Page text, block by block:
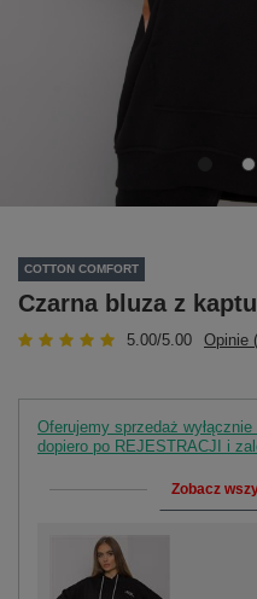
COTTON COMFORT
Czarna bluza z
5.00/5.00 Opinie
Oferujemy sprzedaż
dopiero po REJESTRACJI i
Zobacz